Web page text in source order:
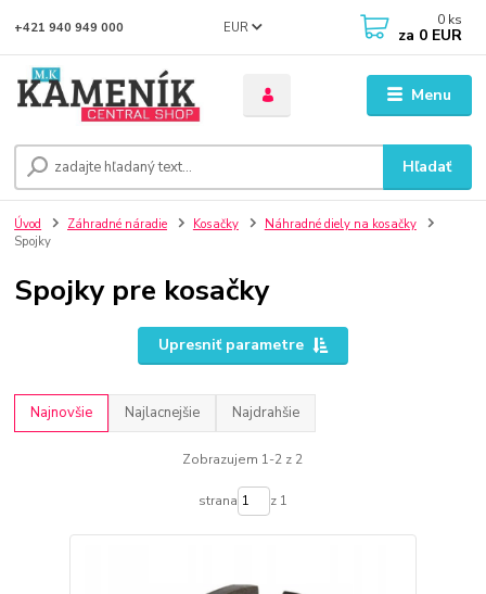
Menu
EUR
Hľadať
+421 940 949 000 0 ks
za 0 EUR
Úvod Záhradné náradie Kosačky
Náhradné diely na kosačky
Spojky
Spojky pre kosačky
Upresniť parametre
Najnovšie Najlacnejšie Najdrahšie
Zobrazujem 1-2 z 2
strana z 1